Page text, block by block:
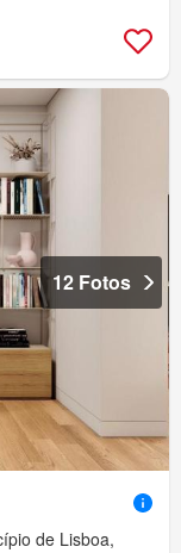
12 Fotos
de Lisboa,